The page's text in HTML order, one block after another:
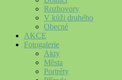
Rozhovory
V kůži druhého
Obecné
AKCE
Fotogalerie
Akty
Města
Portréty